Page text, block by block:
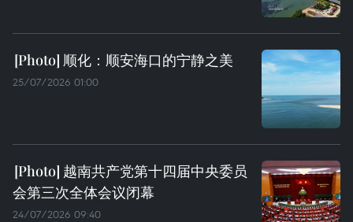
顺化：顺安海口的宁静之美
25/07/2026 01:00
越南共产党第十四届中央委员
会第三次全体会议闭幕
24/07/2026 09:40